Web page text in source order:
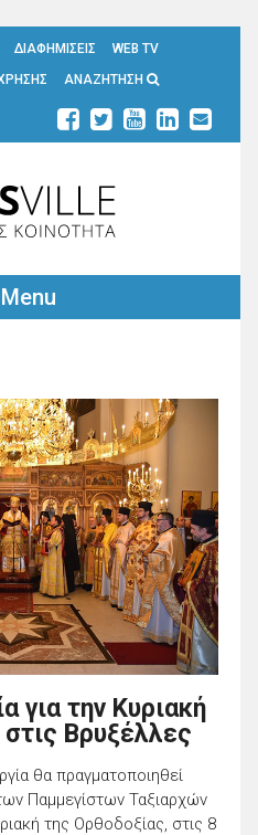
ΔΙΑΦΗΜΙΣΕΙΣ
WEB TV
ΑΝΑΖΗΤΗΣΗ
Menu
για την Κυριακή
Βρυξέλλες
θα πραγματοποιηθεί
Παμμεγίστων Ταξιαρχών
της Ορθοδοξίας, στις 8